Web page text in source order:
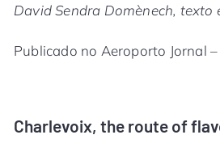
David Sendra Domènech, texto
Publicado no Aeroporto Jornal
Charlevoix, the route of